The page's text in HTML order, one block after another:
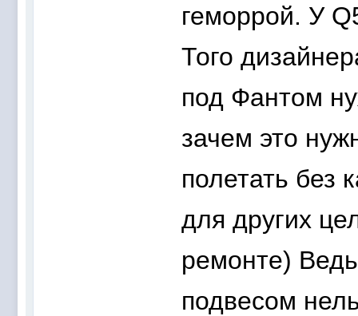
геморрой. У
Того
под Фантом
зачем это
полетать без
для других
ремонте)
подвесом